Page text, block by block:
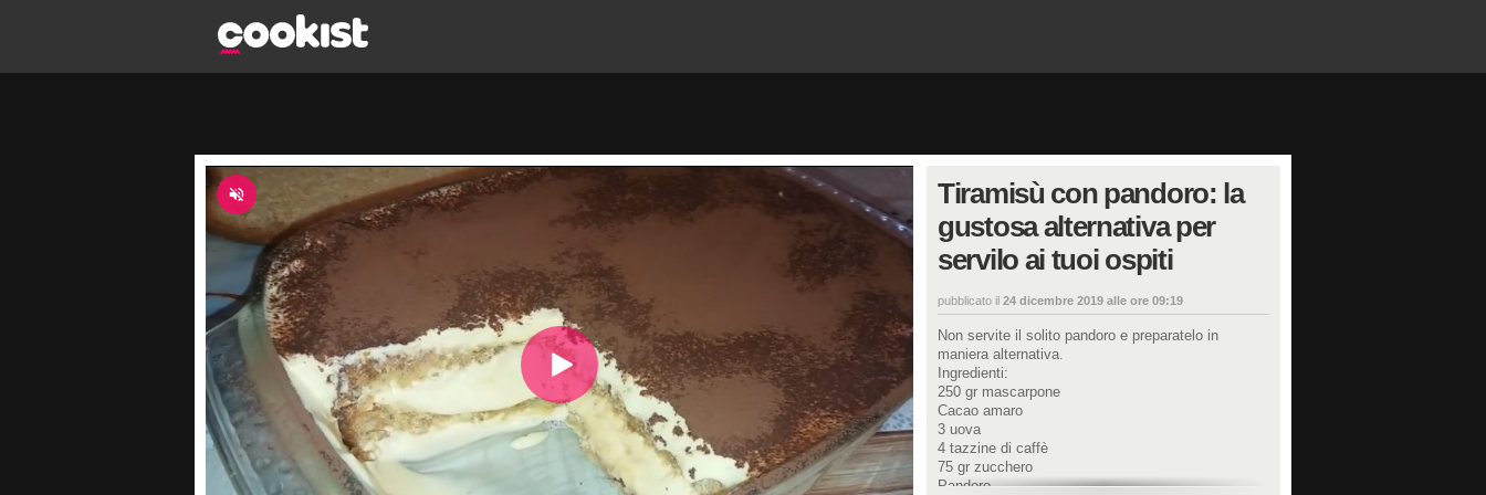
Tiramisù con pandoro: la
gustosa alternativa per
servilo ai tuoi ospiti
pubblicato il 24 dicembre 2019 alle ore 09:19
Non servite il solito pandoro e preparatelo in
maniera alternativa.
Ingredienti:
250 gr mascarpone
Cacao amaro
3 uova
4 tazzine di caffè
75 gr zucchero
Pandoro